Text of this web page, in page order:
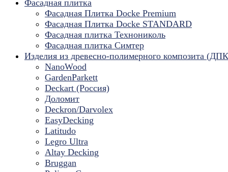
Фасадная плитка
Фасадная Плитка Docke Premium
Фасадная Плитка Docke STANDARD
Фасадная плитка Технониколь
Фасадная плитка Симтер
Изделия из древесно-полимерного композита
NanoWood
GardenParkett
Deckart (Россия)
Доломит
Deckron/Darvolex
EasyDecking
Latitudo
Legro Ultra
Altay Decking
Bruggan